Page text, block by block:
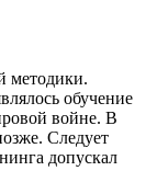
методики.
обучение
войне. В
Следует
допускал